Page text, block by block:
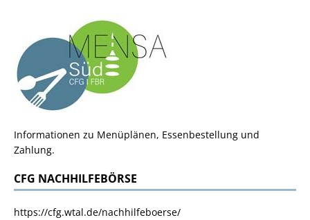
Informationen zu Menüplänen, Essenbestellung und
Zahlung.
CFG NACHHILFEBÖRSE
https://cfg.wtal.de/nachhilfeboerse/